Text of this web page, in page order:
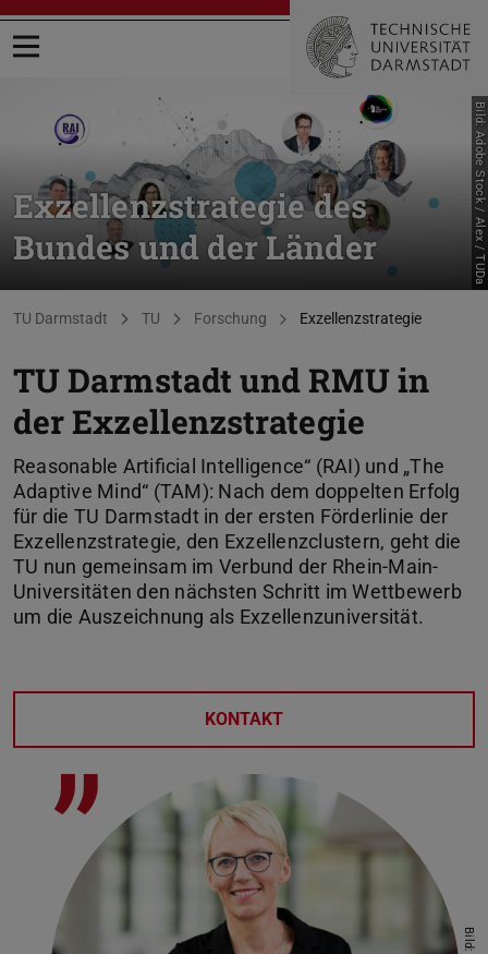
Menü öffnen
Exzellenzstrategie des
Bundes und der Länder
Bild: Adobe Stock / Alex / TUDa
Sie befinden sich hier:
TU Darmstadt TU Forschung Exzellenzstrategie
TU Darmstadt und RMU in
der Exzellenzstrategie
Reasonable Artificial Intelligence“ (RAI) und „The
Adaptive Mind“ (TAM): Nach dem doppelten Erfolg
für die TU Darmstadt in der ersten Förderlinie der
Exzellenzstrategie, den Exzellenzclustern, geht die
TU nun gemeinsam im Verbund der Rhein-Main-
Universitäten den nächsten Schritt im Wettbewerb
um die Auszeichnung als Exzellenzuniversität.
KONTAKT
”